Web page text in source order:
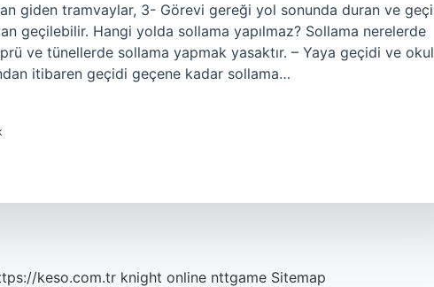
giden tramvaylar, 3- Görevi gereği yol sonunda duran ve
geçilebilir. Hangi yolda sollama yapılmaz? Sollama nerelerde
ve tünellerde sollama yapmak yasaktır. – Yaya geçidi ve okul
itibaren geçidi geçene kadar sollama…
keso.com.tr knight online nttgame Sitemap